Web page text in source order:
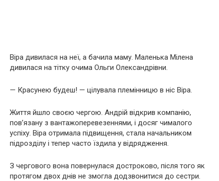
Віра дивилася на неї, а бачила маму. Маленька Мілена
дивилася на тітку очима Ольги Олександрівни.
— Красунею будеш! — цілувала племінницю в ніс Віра.
Життя йшло своєю чергою. Андрій відкрив компанію,
пов’язану з вантажоперевезеннями, і досяг чималого
успіху. Віра отримала підвищення, стала начальником
підрозділу і тепер часто їздила у відрядження.
З чергового вона повернулася достроково, після того як
протягом двох днів не змогла додзвонитися до сестри.